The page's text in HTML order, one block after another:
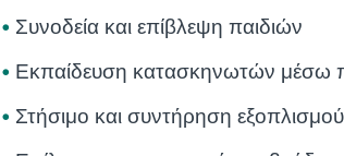
Συνοδεία και επίβλεψη παιδιών
Εκπαίδευση κατασκηνωτών μέσω
Στήσιμο και συντήρηση